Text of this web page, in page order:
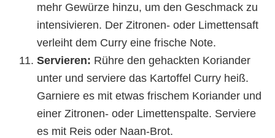
mehr Gewürze hinzu, um den Geschmack zu
intensivieren. Der Zitronen- oder Limettensaft
verleiht dem Curry eine frische Note.
Servieren: Rühre den gehackten Koriander
unter und serviere das Kartoffel Curry heiß.
Garniere es mit etwas frischem Koriander und
einer Zitronen- oder Limettenspalte. Serviere
es mit Reis oder Naan-Brot.